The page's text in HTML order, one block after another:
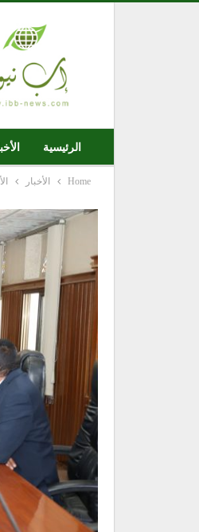
الرئيسية
Home الأخبار